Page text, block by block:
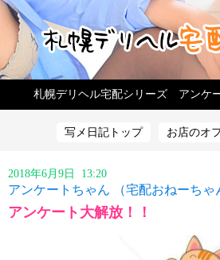
札幌デリヘル宅配シリーズ アンケ
写メ日記トップ お店のオ
2018年6月9日 13:20
アンケートちゃん （宅配おねーちゃ
アンケート大解放！！